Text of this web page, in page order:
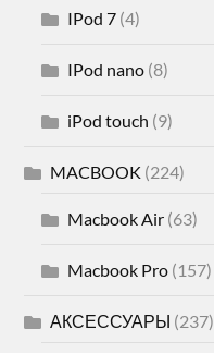
IPod 7 (4)
IPod nano (8)
iPod touch (9)
MACBOOK (224)
Macbook Air (63)
Macbook Pro (157)
АКСЕССУАРЫ (237)